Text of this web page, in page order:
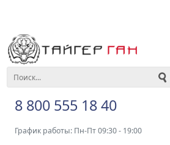
8 800 555 18 40
График работы: Пн-Пт 09:30 - 19:00